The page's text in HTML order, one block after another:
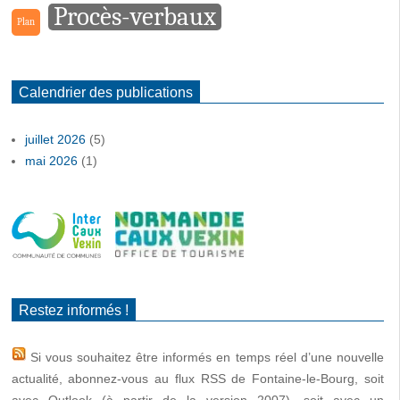
Plan Procès-verbaux
Calendrier des publications
juillet 2026(5)
mai 2026(1)
Restez informés !
Si vous souhaitez être informés en temps réel d’une nouvelle
actualité, abonnez-vous au flux RSS de Fontaine-le-Bourg, soit